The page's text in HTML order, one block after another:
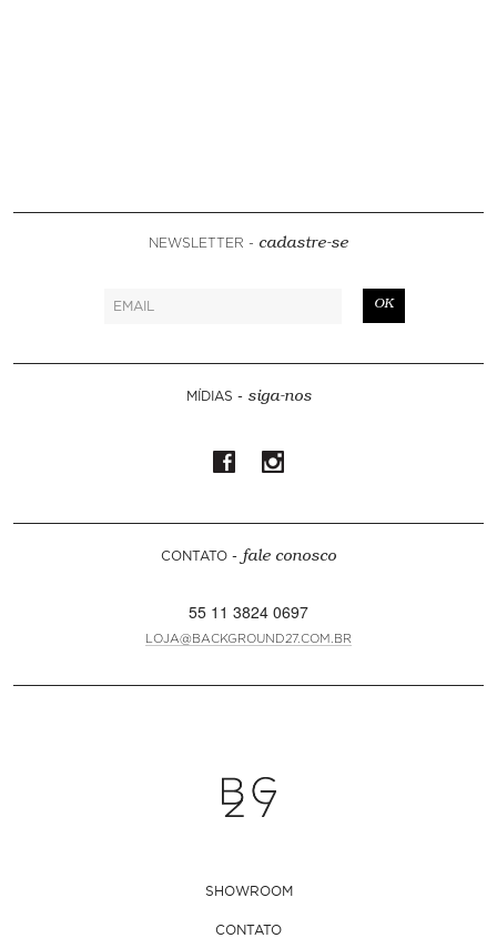
NEWSLETTER - cadastre-se
OK
MÍDIAS - siga-nos
CONTATO - fale conosco
55 11 3824 0697
LOJA@BACKGROUND27.COM.BR
SHOWROOM
CONTATO